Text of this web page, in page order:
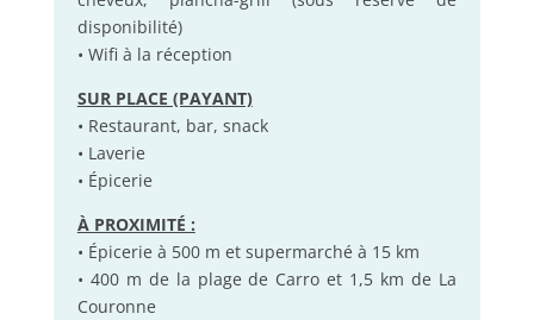
disponibilité)
• Wifi à la réception
SUR PLACE (PAYANT)
• Restaurant, bar, snack
• Laverie
• Épicerie
À PROXIMITÉ :
• Épicerie à 500 m et supermarché à 15 km
• 400 m de la plage de Carro et 1,5 km de La
Couronne